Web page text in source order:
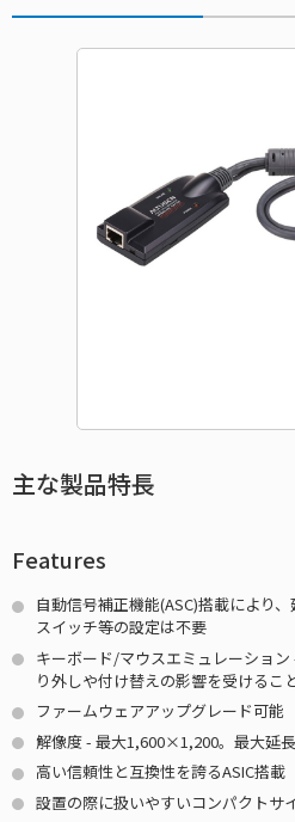
主な製品特長
Features
自動信号補正機能(ASC)搭載により
スイッチ等の設定は不要
キーボード/マウスエミュレーショ
り外しや付け替えの影響を受けるこ
ファームウェアアップグレード可能
解像度 - 最大1,600×1,200。最大延
高い信頼性と互換性を誇るASIC搭載
設置の際に扱いやすいコンパクトサ